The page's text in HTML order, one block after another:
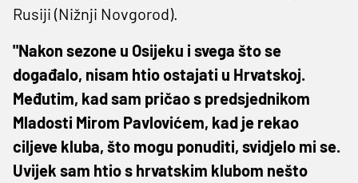
Rusiji (Nižnji Novgorod).
"Nakon sezone u Osijeku i svega što se
događalo, nisam htio ostajati u Hrvatskoj.
Međutim, kad sam pričao s predsjednikom
Mladosti Mirom Pavlovićem, kad je rekao
ciljeve kluba, što mogu ponuditi, svidjelo mi se.
Uvijek sam htio s hrvatskim klubom nešto